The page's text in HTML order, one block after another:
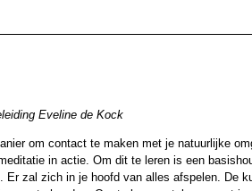
Eveline de Kock
om contact te maken met je natuurlijke
in actie. Om dit te leren is een
Er zal zich in je hoofd van alles afspelen. De